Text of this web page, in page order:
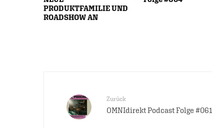
PRODUKTFAMILIE UND
ROADSHOW AN
Zurück
OMNIdirekt Podcast Folge #061